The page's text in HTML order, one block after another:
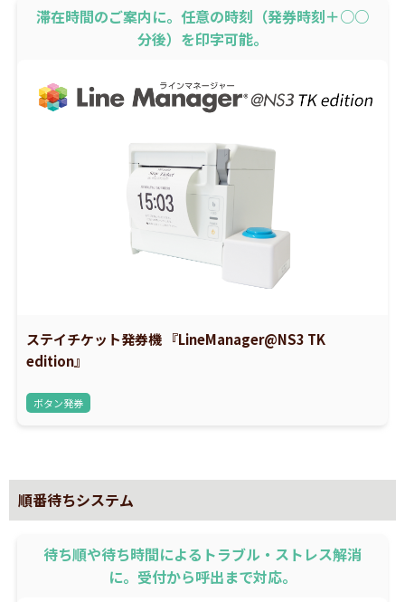
滞在時間のご案内に。任意の時刻（発券時刻＋○○
分後）を印字可能。
ステイチケット発券機 『LineManager@NS3 TK
edition』
ボタン発券
順番待ちシステム
待ち順や待ち時間によるトラブル・ストレス解消
に。受付から呼出まで対応。